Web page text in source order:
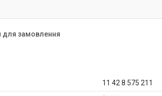
для замовлення
11 42 8 575 211